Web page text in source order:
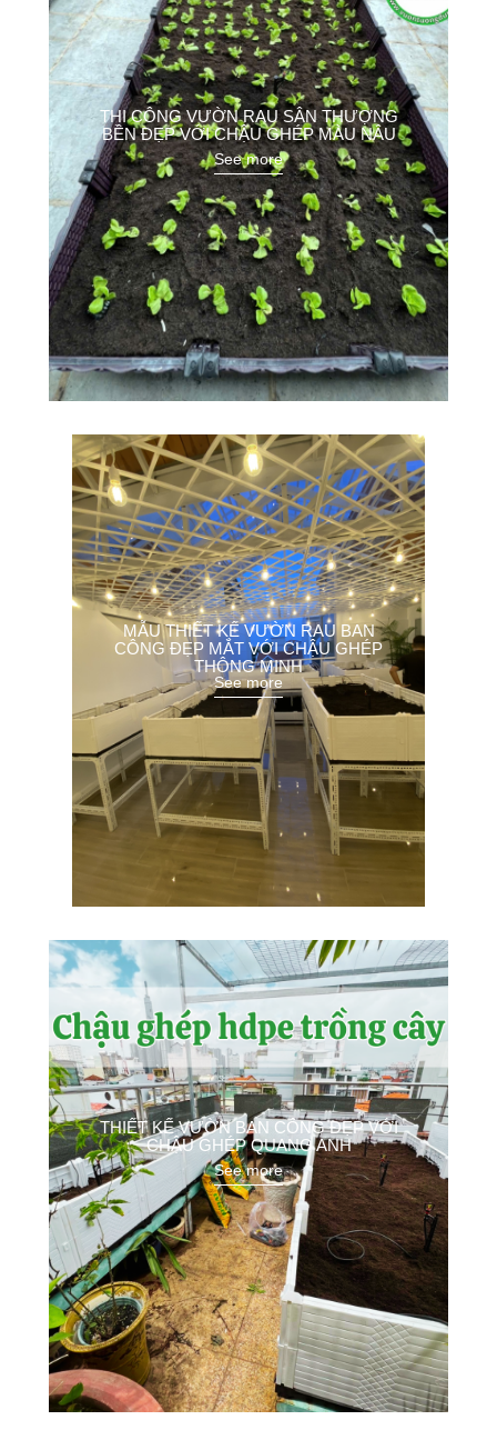
THI CÔNG VƯỜN RAU SÂN THƯỢNG
BỀN ĐẸP VỚI CHẬU GHÉP MÀU NÂU
See more
MẪU THIẾT KẾ VƯỜN RAU BAN
CÔNG ĐẸP MẮT VỚI CHẬU GHÉP
THÔNG MINH
See more
THIẾT KẾ VƯỜN BAN CÔNG ĐẸP VỚI
CHẬU GHÉP QUANG ANH
See more